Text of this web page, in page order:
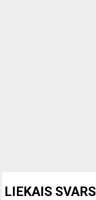
LIEKAIS SVARS